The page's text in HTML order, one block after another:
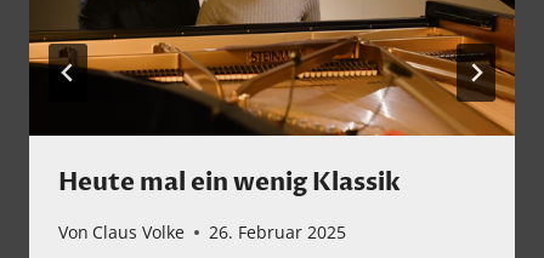
Heute mal ein wenig Klassik
Von Claus Volke 26. Februar 2025